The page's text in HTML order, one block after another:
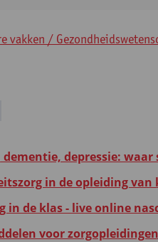
vakken /
depressie: waar
in de opleiding van
in de klas - live online
voor